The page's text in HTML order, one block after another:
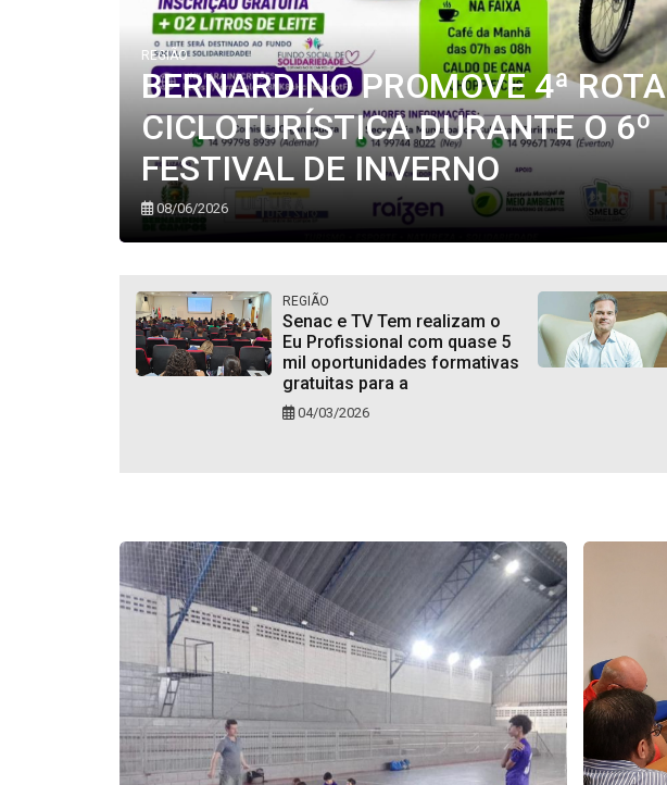
REGIÃO
BERNARDINO PROMOVE 4ª ROTA
CICLOTURÍSTICA DURANTE O 6º
FESTIVAL DE INVERNO
08/06/2026
REGIÃO
Senac e TV Tem realizam o
Eu Profissional com quase 5
mil oportunidades formativas
gratuitas para a
04/03/2026